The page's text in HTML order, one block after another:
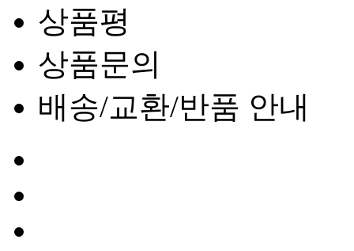
상품평
상품문의
배송/교환/반품 안내